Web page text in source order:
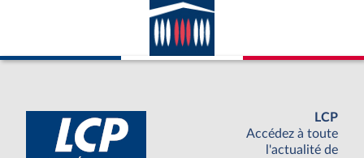
LCP
Accédez à toute
l'actualité de